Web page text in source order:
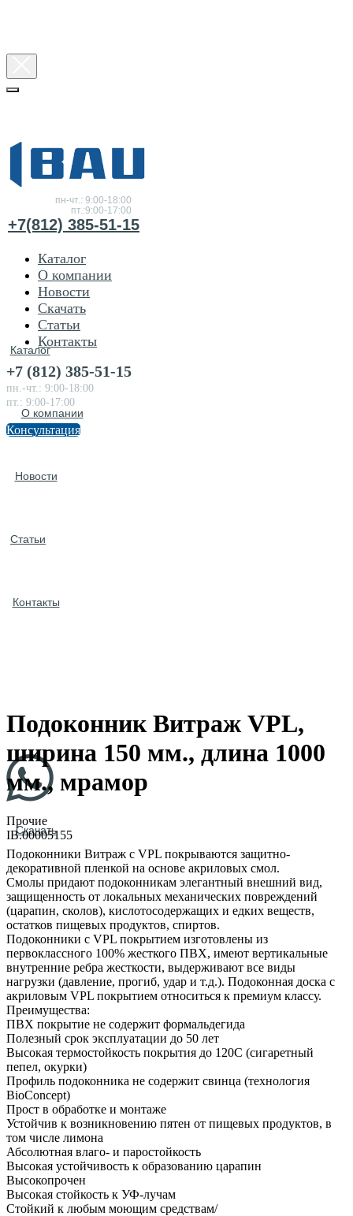
Консультация
по
товарам
пн-чт.: 9:00-18:00
пт.:9:00-17:00
+7(812) 385-51-15
Каталог
О компании
Новости
Статьи
Контакты
Скачать
Каталог
О компании
Новости
Скачать
Статьи
Контакты
+7 (812) 385-51-15
пн.-чт.: 9:00-18:00
пт.: 9:00-17:00
Консультация
Подоконник Витраж VPL,
ширина 150 мм., длина 1000
мм., мрамор
Прочие
IB.00005155
Подоконники Витраж с VPL покрываются защитно-
декоративной пленкой на основе акриловых смол.
Смолы придают подоконникам элегантный внешний вид,
защищенность от локальных механических повреждений
(царапин, сколов), кислотосодержащих и едких веществ,
остатков пищевых продуктов, спиртов.
Подоконники с VPL покрытием изготовлены из
первоклассного 100% жесткого ПВХ, имеют вертикальные
внутренние ребра жесткости, выдерживают все виды
нагрузки (давление, прогиб, удар и т.д.). Подоконная доска с
акриловым VPL покрытием относиться к премиум классу.
Преимущества:
ПВХ покрытие не содержит формальдегида
Полезный срок эксплуатации до 50 лет
Высокая термостойкость покрытия до 120С (сигаретный
пепел, окурки)
Профиль подоконника не содержит свинца (технология
BioConcept)
Прост в обработке и монтаже
Устойчив к возникновению пятен от пищевых продуктов, в
том числе лимона
Абсолютная влаго- и паростойкость
Высокая устойчивость к образованию царапин
Высокопрочен
Высокая стойкость к УФ-лучам
Стойкий к любым моющим средствам/